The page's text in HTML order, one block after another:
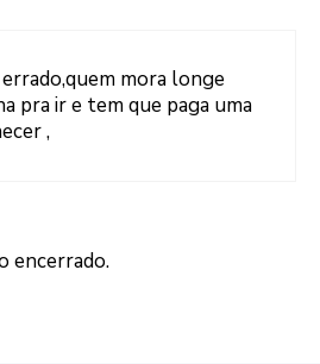
mora longe
pra ir e tem que paga uma
,
encerrado.